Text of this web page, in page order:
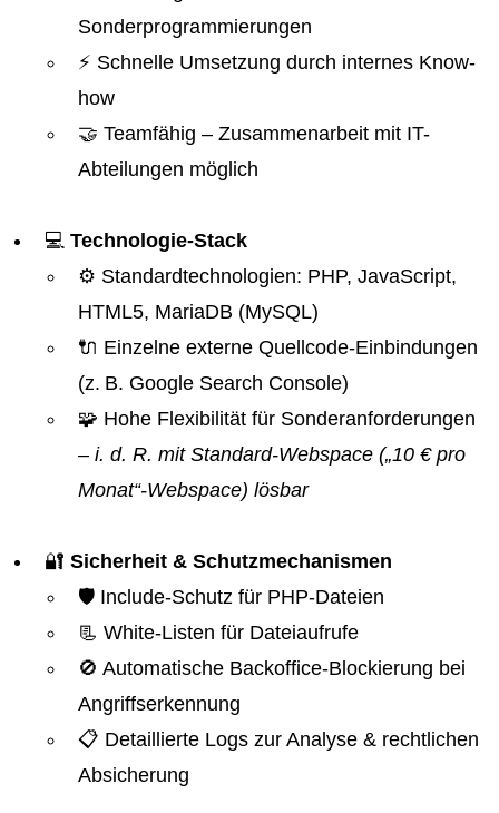
Sonderprogrammierungen
⚡ Schnelle Umsetzung durch internes Know-
how
🤝 Teamfähig – Zusammenarbeit mit IT-
Abteilungen möglich
💻 Technologie-Stack
⚙️ Standardtechnologien: PHP, JavaScript,
HTML5, MariaDB (MySQL)
🔌 Einzelne externe Quellcode-Einbindungen
(z. B. Google Search Console)
🧩 Hohe Flexibilität für Sonderanforderungen
– i. d. R. mit Standard-Webspace („10 € pro
Monat“-Webspace) lösbar
🔐 Sicherheit & Schutzmechanismen
🛡️ Include-Schutz für PHP-Dateien
📃 White-Listen für Dateiaufrufe
🚫 Automatische Backoffice-Blockierung bei
Angriffserkennung
📋 Detaillierte Logs zur Analyse & rechtlichen
Absicherung